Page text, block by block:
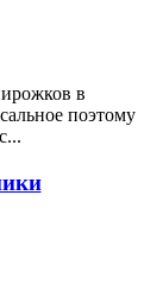
в
поэтому